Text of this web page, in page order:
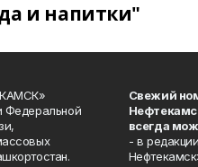
и напитки"
Федеральной
Свежий
всегда
- в